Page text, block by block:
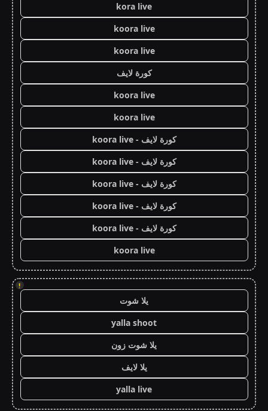
kora live
koora live
koora live
كورة لايف
koora live
koora live
كورة لايف - koora live
كورة لايف - koora live
كورة لايف - koora live
كورة لايف - koora live
كورة لايف - koora live
koora live
!
يلا شوت
yalla shoot
يلا شوت زون
يلا لايف
yalla live